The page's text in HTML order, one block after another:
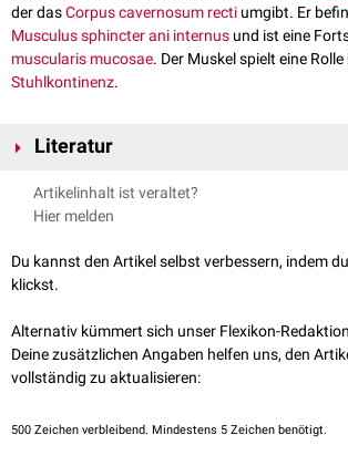
der dasCorpus cavernosum recti umgibt. Er
Musculus sphincter ani internus und ist eine
muscularis mucosae. Der Muskel spielt eine Rolle
Stuhlkontinenz.
Literatur
Duale Reihe Anatomie. Aumüller G et al., Hrsg.
Stuttgart, Thieme, 2020
Artikelinhalt ist veraltet?
Hier melden
Du kannst den Artikel selbst verbessern, indem
klickst.
Alternativ kümmert sich unser Flexikon-
Deine zusätzlichen Angaben helfen uns, den
vollständig zu aktualisieren:
500 Zeichen verbleibend. Mindestens 5 Zeichen benötigt.